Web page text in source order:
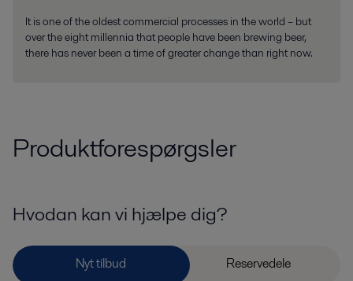
It is one of the oldest commercial processes in the world – but
over the eight millennia that people have been brewing beer,
there has never been a time of greater change than right now.
Produktforespørgsler
Hvodan kan vi hjælpe dig?